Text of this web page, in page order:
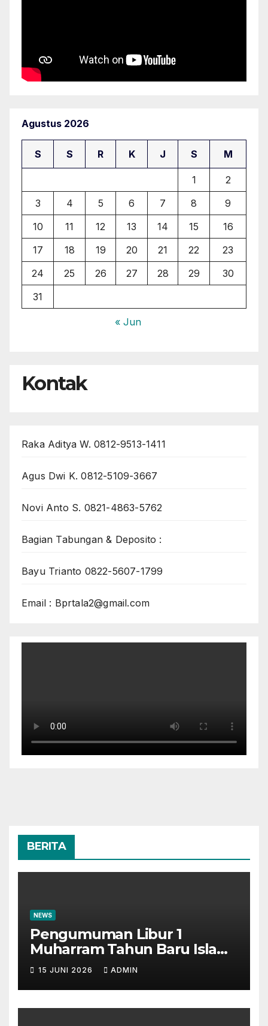
Agustus 2026
S S R K J S M
1
2
3
4 5 6 7 8
9
10
11 12 13 14 15
16
17
18 19 20 21 22
23
24
25 26 27 28 29
30
31
« Jun
Kontak
Raka Aditya W. 0812-9513-1411
Agus Dwi K. 0812-5109-3667
Novi Anto S. 0821-4863-5762
Bagian Tabungan & Deposito :
Bayu Trianto 0822-5607-1799
Email : Bprtala2@gmail.com
BERITA
NEWS
Pengumuman Libur 1
Muharram Tahun Baru Islam
1448H
15 JUNI 2026 ADMIN